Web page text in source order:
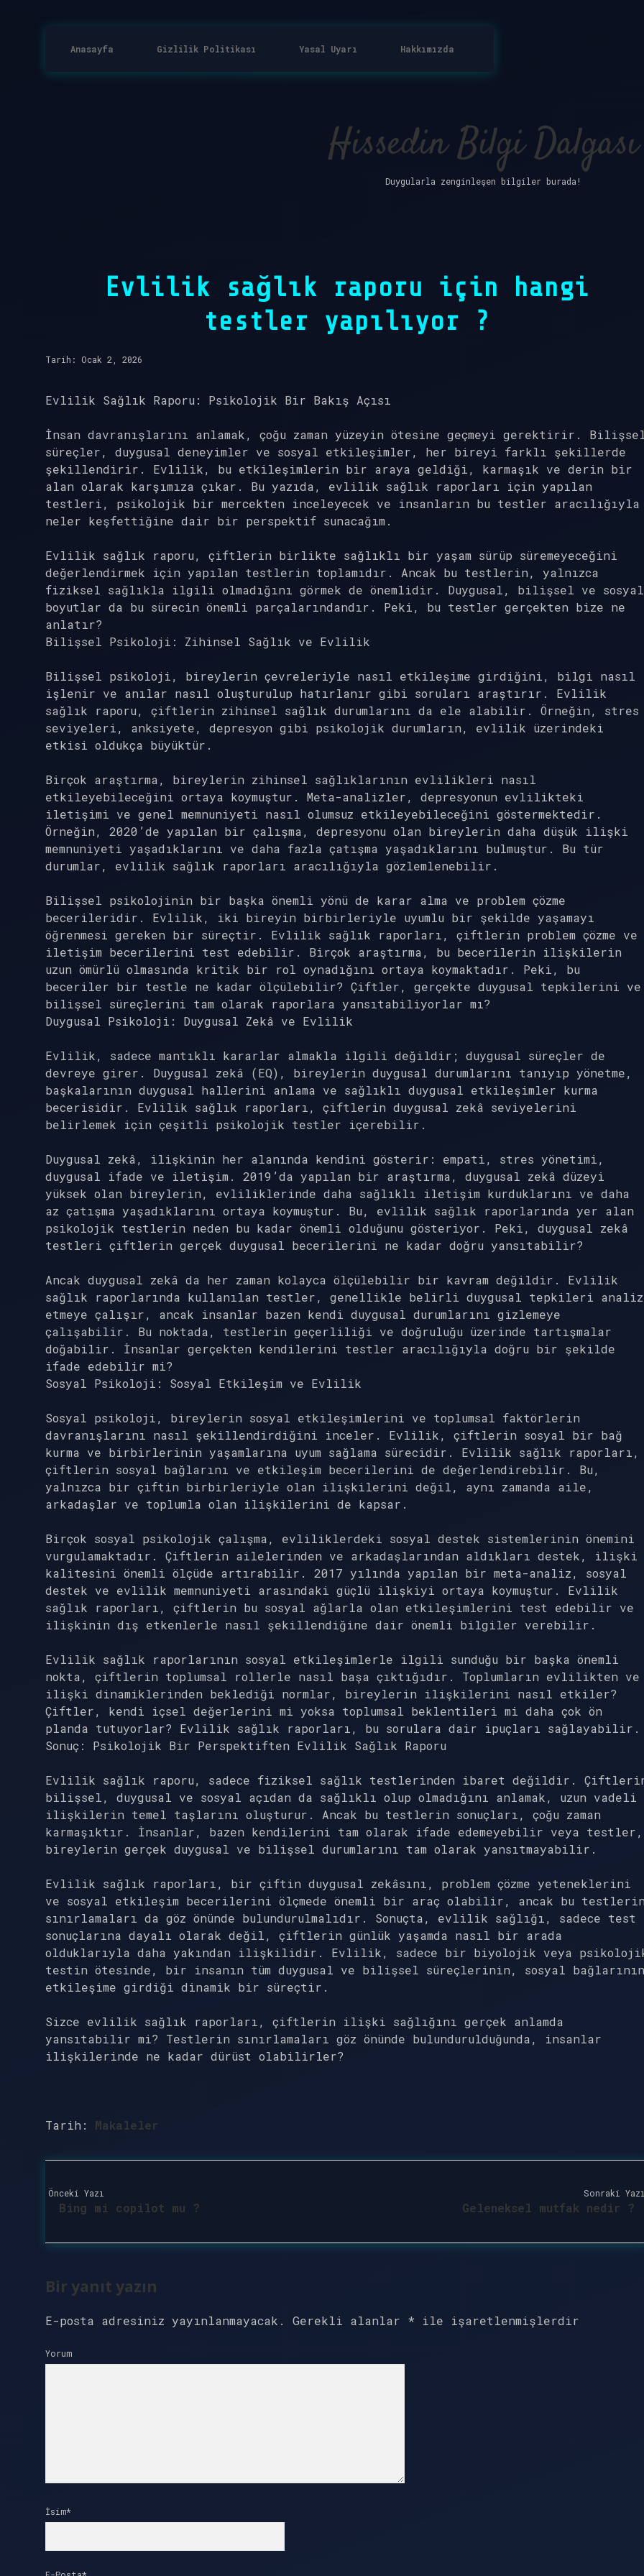
Anasayfa Gizlilik Politikası Yasal Uyarı Hakkımızda
Hissedin Bilgi Dalgası
Duygularla zenginleşen bilgiler burada!
Evlilik sağlık raporu için hangi
testler yapılıyor ?
Tarih: Ocak 2, 2026
Evlilik Sağlık Raporu: Psikolojik Bir Bakış Açısı
İnsan davranışlarını anlamak, çoğu zaman yüzeyin ötesine geçmeyi gerektirir.
süreçler, duygusal deneyimler ve sosyal etkileşimler, her bireyi farklı şekillerde
şekillendirir. Evlilik, bu etkileşimlerin bir araya geldiği, karmaşık ve derin bir
alan olarak karşımıza çıkar. Bu yazıda, evlilik sağlık raporları için yapılan
testleri, psikolojik bir mercekten inceleyecek ve insanların bu testler aracılığıyla
neler keşfettiğine dair bir perspektif sunacağım.
Evlilik sağlık raporu, çiftlerin birlikte sağlıklı bir yaşam sürüp süremeyeceğini
değerlendirmek için yapılan testlerin toplamıdır. Ancak bu testlerin, yalnızca
fiziksel sağlıkla ilgili olmadığını görmek de önemlidir. Duygusal, bilişsel ve sosyal
boyutlar da bu sürecin önemli parçalarındandır. Peki, bu testler gerçekten bize ne
anlatır?
Bilişsel Psikoloji: Zihinsel Sağlık ve Evlilik
Bilişsel psikoloji, bireylerin çevreleriyle nasıl etkileşime girdiğini, bilgi nasıl
işlenir ve anılar nasıl oluşturulup hatırlanır gibi soruları araştırır. Evlilik
sağlık raporu, çiftlerin zihinsel sağlık durumlarını da ele alabilir. Örneğin, stres
seviyeleri, anksiyete, depresyon gibi psikolojik durumların, evlilik üzerindeki
etkisi oldukça büyüktür.
Birçok araştırma, bireylerin zihinsel sağlıklarının evlilikleri nasıl
etkileyebileceğini ortaya koymuştur. Meta-analizler, depresyonun evlilikteki
iletişimi ve genel memnuniyeti nasıl olumsuz etkileyebileceğini göstermektedir.
Örneğin, 2020’de yapılan bir çalışma, depresyonu olan bireylerin daha düşük ilişki
memnuniyeti yaşadıklarını ve daha fazla çatışma yaşadıklarını bulmuştur. Bu tür
durumlar, evlilik sağlık raporları aracılığıyla gözlemlenebilir.
Bilişsel psikolojinin bir başka önemli yönü de karar alma ve problem çözme
becerileridir. Evlilik, iki bireyin birbirleriyle uyumlu bir şekilde yaşamayı
öğrenmesi gereken bir süreçtir. Evlilik sağlık raporları, çiftlerin problem çözme ve
iletişim becerilerini test edebilir. Birçok araştırma, bu becerilerin ilişkilerin
uzun ömürlü olmasında kritik bir rol oynadığını ortaya koymaktadır. Peki, bu
beceriler bir testle ne kadar ölçülebilir? Çiftler, gerçekte duygusal tepkilerini ve
bilişsel süreçlerini tam olarak raporlara yansıtabiliyorlar mı?
Duygusal Psikoloji: Duygusal Zekâ ve Evlilik
Evlilik, sadece mantıklı kararlar almakla ilgili değildir; duygusal süreçler de
devreye girer. Duygusal zekâ (EQ), bireylerin duygusal durumlarını tanıyıp yönetme,
başkalarının duygusal hallerini anlama ve sağlıklı duygusal etkileşimler kurma
becerisidir. Evlilik sağlık raporları, çiftlerin duygusal zekâ seviyelerini
belirlemek için çeşitli psikolojik testler içerebilir.
Duygusal zekâ, ilişkinin her alanında kendini gösterir: empati, stres yönetimi,
duygusal ifade ve iletişim. 2019’da yapılan bir araştırma, duygusal zekâ düzeyi
yüksek olan bireylerin, evliliklerinde daha sağlıklı iletişim kurduklarını ve daha
az çatışma yaşadıklarını ortaya koymuştur. Bu, evlilik sağlık raporlarında yer alan
psikolojik testlerin neden bu kadar önemli olduğunu gösteriyor. Peki, duygusal zekâ
testleri çiftlerin gerçek duygusal becerilerini ne kadar doğru yansıtabilir?
Ancak duygusal zekâ da her zaman kolayca ölçülebilir bir kavram değildir. Evlilik
sağlık raporlarında kullanılan testler, genellikle belirli duygusal tepkileri analiz
etmeye çalışır, ancak insanlar bazen kendi duygusal durumlarını gizlemeye
çalışabilir. Bu noktada, testlerin geçerliliği ve doğruluğu üzerinde tartışmalar
doğabilir. İnsanlar gerçekten kendilerini testler aracılığıyla doğru bir şekilde
ifade edebilir mi?
Sosyal Psikoloji: Sosyal Etkileşim ve Evlilik
Sosyal psikoloji, bireylerin sosyal etkileşimlerini ve toplumsal faktörlerin
davranışlarını nasıl şekillendirdiğini inceler. Evlilik, çiftlerin sosyal bir bağ
kurma ve birbirlerinin yaşamlarına uyum sağlama sürecidir. Evlilik sağlık raporları,
çiftlerin sosyal bağlarını ve etkileşim becerilerini de değerlendirebilir. Bu,
yalnızca bir çiftin birbirleriyle olan ilişkilerini değil, aynı zamanda aile,
arkadaşlar ve toplumla olan ilişkilerini de kapsar.
Birçok sosyal psikolojik çalışma, evliliklerdeki sosyal destek sistemlerinin önemini
vurgulamaktadır. Çiftlerin ailelerinden ve arkadaşlarından aldıkları destek, ilişki
kalitesini önemli ölçüde artırabilir. 2017 yılında yapılan bir meta-analiz, sosyal
destek ve evlilik memnuniyeti arasındaki güçlü ilişkiyi ortaya koymuştur. Evlilik
sağlık raporları, çiftlerin bu sosyal ağlarla olan etkileşimlerini test edebilir ve
ilişkinin dış etkenlerle nasıl şekillendiğine dair önemli bilgiler verebilir.
Evlilik sağlık raporlarının sosyal etkileşimlerle ilgili sunduğu bir başka önemli
nokta, çiftlerin toplumsal rollerle nasıl başa çıktığıdır. Toplumların evlilikten ve
ilişki dinamiklerinden beklediği normlar, bireylerin ilişkilerini nasıl etkiler?
Çiftler, kendi içsel değerlerini mi yoksa toplumsal beklentileri mi daha çok ön
planda tutuyorlar? Evlilik sağlık raporları, bu sorulara dair ipuçları sağlayabilir.
Sonuç: Psikolojik Bir Perspektiften Evlilik Sağlık Raporu
Evlilik sağlık raporu, sadece fiziksel sağlık testlerinden ibaret değildir.
bilişsel, duygusal ve sosyal açıdan da sağlıklı olup olmadığını anlamak, uzun vadeli
ilişkilerin temel taşlarını oluşturur. Ancak bu testlerin sonuçları, çoğu zaman
karmaşıktır. İnsanlar, bazen kendilerini tam olarak ifade edemeyebilir veya testler,
bireylerin gerçek duygusal ve bilişsel durumlarını tam olarak yansıtmayabilir.
Evlilik sağlık raporları, bir çiftin duygusal zekâsını, problem çözme yeteneklerini
ve sosyal etkileşim becerilerini ölçmede önemli bir araç olabilir, ancak bu
sınırlamaları da göz önünde bulundurulmalıdır. Sonuçta, evlilik sağlığı, sadece test
sonuçlarına dayalı olarak değil, çiftlerin günlük yaşamda nasıl bir arada
olduklarıyla daha yakından ilişkilidir. Evlilik, sadece bir biyolojik veya
testin ötesinde, bir insanın tüm duygusal ve bilişsel süreçlerinin, sosyal bağlarının
etkileşime girdiği dinamik bir süreçtir.
Sizce evlilik sağlık raporları, çiftlerin ilişki sağlığını gerçek anlamda
yansıtabilir mi? Testlerin sınırlamaları göz önünde bulundurulduğunda, insanlar
ilişkilerinde ne kadar dürüst olabilirler?
Tarih: Makaleler
Önceki Yazı
Bing mi copilot mu ?
Sonraki
Geleneksel mutfak nedir ?
Bir yanıt yazın
E-posta adresiniz yayınlanmayacak. Gerekli alanlar * ile işaretlenmişlerdir
Yorum
İsim*